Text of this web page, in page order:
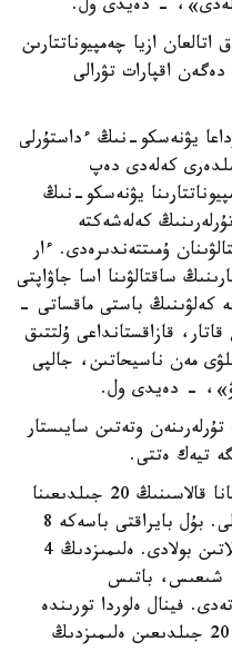
ازيا چەمپيوناتتارىن
اقپارات تۋرالى
ەلورداعا يۋنەسكو-نىڭ ءداستۇرلى
كەلەدى دەپ
يۋنەسكو-نىڭ
كەلەشەكتە
ۇمىتتەندىرەدى. ءار
ساقتالۋىنا اسا جاۋاپتى
كەلۋىنىڭ باستى ماقساتى -
قازاقستانداعى ۇلتتىق
مەن ناسيحاتىن، جالپى
- دەيدى ول.
وتەتىن سايىستار
تيەك ەتتى.
«الدىمىزدا ۇلكەن مىندەت تۇر. استانا قالاسىنىڭ 20 جىلدىعىنا
ارنالعان «ۇلى دالا رۋحى» فەستيۆالى. بۇل بايراقتى باسەكە 8
سپورت ءتۇرى بويىنشا ۇيىمداستىرىلاتىن بولادى. ەلىمىزدىڭ 4
شىعىس، باتىس
فينال ەلوردا تورىندە
سالتانات قۇرماق. استانا قالاسىنىڭ 20 جىلدىعىن ەلىمىزدىڭ